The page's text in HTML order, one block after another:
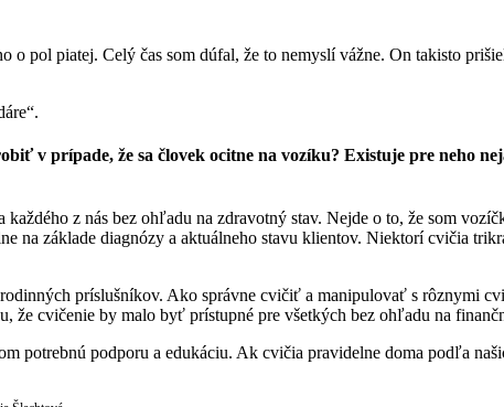
o pol piatej. Celý čas som dúfal, že to nemyslí vážne. On takisto
v prípade, že sa človek ocitne na vozíku? Existuje pre neho
z nás bez ohľadu na zdravotný stav. Nejde o to, že som
na základe diagnózy a aktuálneho stavu klientov. Niektorí cvičia
príslušníkov. Ako správne cvičiť a manipulovať s rôznymi
že cvičenie by malo byť prístupné pre všetkých bez ohľadu na
potrebnú podporu a edukáciu. Ak cvičia pravidelne doma podľa